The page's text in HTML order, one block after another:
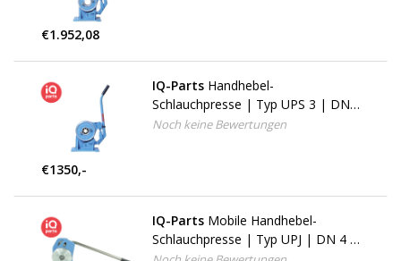
€1.952,08
IQ-Parts Handhebel-
Schlauchpresse | Typ UPS 3 | DN
3 - DN 16
Noch keine Bewertungen
€1350,-
IQ-Parts Mobile Handhebel-
Schlauchpresse | Typ UPJ | DN 4 -